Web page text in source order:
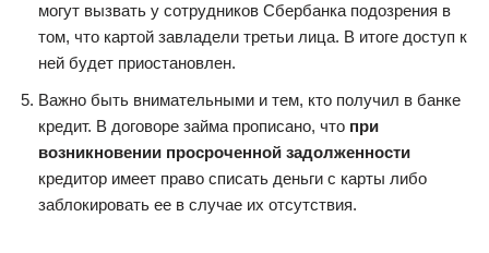
могут вызвать у сотрудников Сбербанка подозрения в
том, что картой завладели третьи лица. В итоге доступ к
ней будет приостановлен.
Важно быть внимательными и тем, кто получил в банке
кредит. В договоре займа прописано, что при
возникновении просроченной задолженности
кредитор имеет право списать деньги с карты либо
заблокировать ее в случае их отсутствия.